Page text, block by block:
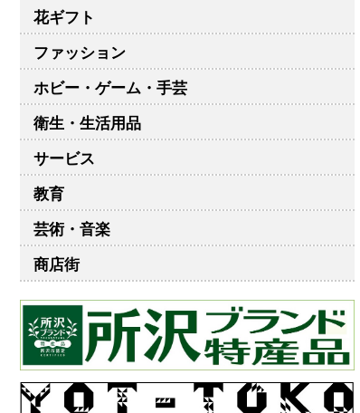
花ギフト
ファッション
ホビー・ゲーム・手芸
衛生・生活用品
サービス
教育
芸術・音楽
商店街